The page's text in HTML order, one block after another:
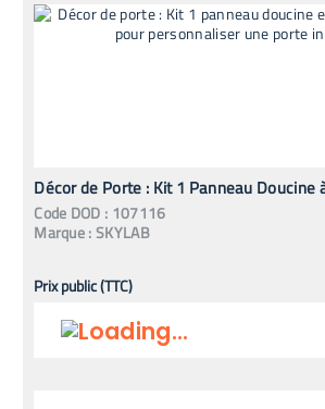
Décor de Porte : Kit 1 Panneau Doucine
Code DOD : 107116
Marque :SKYLAB
Prix public (TTC)